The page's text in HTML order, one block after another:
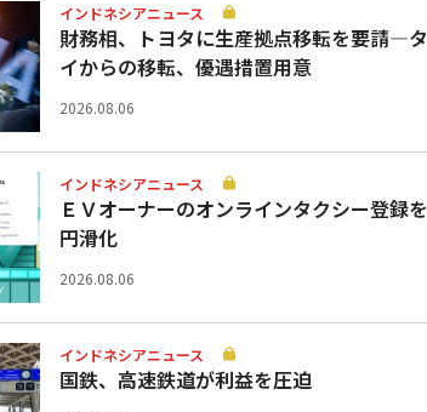
インドネシアニュース
財務相、トヨタに生産拠点移転を要請—タ
イからの移転、優遇措置用意
2026.08.06
インドネシアニュース
ＥＶオーナーのオンラインタクシー登録を
円滑化
2026.08.06
インドネシアニュース
国鉄、高速鉄道が利益を圧迫